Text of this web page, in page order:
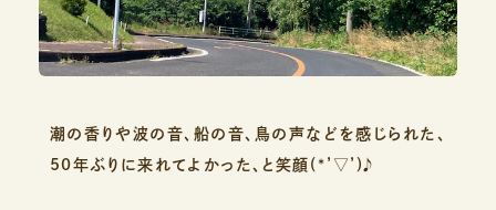
潮の香りや波の音、船の音、鳥の声などを感じられた、
50年ぶりに来れてよかった、と笑顔(*’▽’)♪